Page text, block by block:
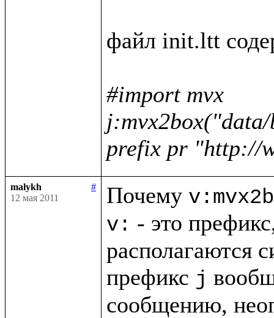
файл init.ltt
#import mvx
prefix pr "http://
malykh
#
12 мая 2011
Почему
v: - это
располагаются
префикс j
сообщению,